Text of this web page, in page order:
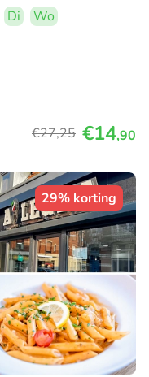
Di
Wo
€27,25 €14,90
29% korting